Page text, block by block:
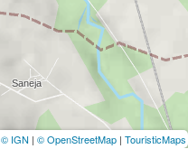
© IGN | © OpenStreetMap | TouristicMaps